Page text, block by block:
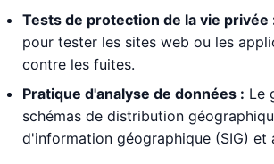
Tests de protection de la vie privée
pour tester les sites web ou les
contre les fuites.
Pratique d'analyse de données : Le
schémas de distribution
d'information géographique (SIG) et